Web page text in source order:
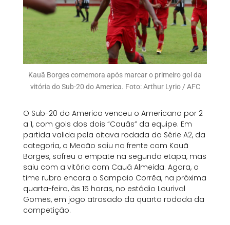
Kauã Borges comemora após marcar o primeiro gol da
vitória do Sub-20 do America. Foto: Arthur Lyrio / AFC
O Sub-20 do America venceu o Americano por 2
a 1, com gols dos dois “Cauãs” da equipe. Em
partida valida pela oitava rodada da Série A2, da
categoria, o Mecão saiu na frente com Kauã
Borges, sofreu o empate na segunda etapa, mas
saiu com a vitória com Cauã Almeida. Agora, o
time rubro encara o Sampaio Corrêa, na próxima
quarta-feira, às 15 horas, no estádio Lourival
Gomes, em jogo atrasado da quarta rodada da
competição.